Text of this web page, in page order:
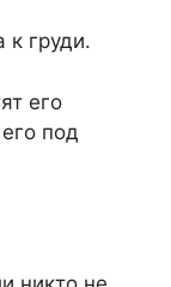
груди.
его
под